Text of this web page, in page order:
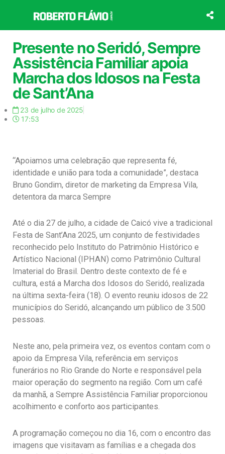
o
conteúdo
Presente no Seridó, Sempre
Assistência Familiar apoia
Marcha dos Idosos na Festa
de Sant’Ana
23 de julho de 2025
17:53
“Apoiamos uma celebração que representa fé,
identidade e união para toda a comunidade”, destaca
Bruno Gondim, diretor de marketing da Empresa Vila,
detentora da marca Sempre
Até o dia 27 de julho, a cidade de Caicó vive a tradicional
Festa de Sant’Ana 2025, um conjunto de festividades
reconhecido pelo Instituto do Patrimônio Histórico e
Artístico Nacional (IPHAN) como Patrimônio Cultural
Imaterial do Brasil. Dentro deste contexto de fé e
cultura, está a Marcha dos Idosos do Seridó, realizada
na última sexta-feira (18). O evento reuniu idosos de 22
municípios do Seridó, alcançando um público de 3.500
pessoas.
Neste ano, pela primeira vez, os eventos contam com o
apoio da Empresa Vila, referência em serviços
funerários no Rio Grande do Norte e responsável pela
maior operação do segmento na região. Com um café
da manhã, a Sempre Assistência Familiar proporcionou
acolhimento e conforto aos participantes.
A programação começou no dia 16, com o encontro das
imagens que visitavam as famílias e a chegada dos